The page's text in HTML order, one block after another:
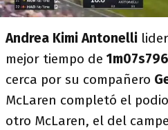
Andrea Kimi Antonelli
mejor tiempo de 1m07s796
cerca por su compañero
McLaren completó el
otro McLaren, el del